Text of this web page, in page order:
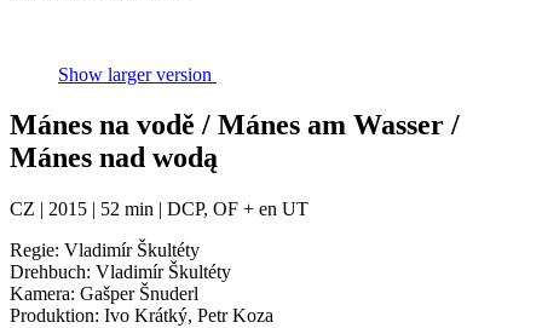
Show larger version
Mánes na vodě / Mánes am Wasser /
Mánes nad wodą
CZ | 2015 | 52 min | DCP, OF + en UT
Regie: Vladimír Škultéty
Drehbuch: Vladimír Škultéty
Kamera: Gašper Šnuderl
Produktion: Ivo Krátký, Petr Koza